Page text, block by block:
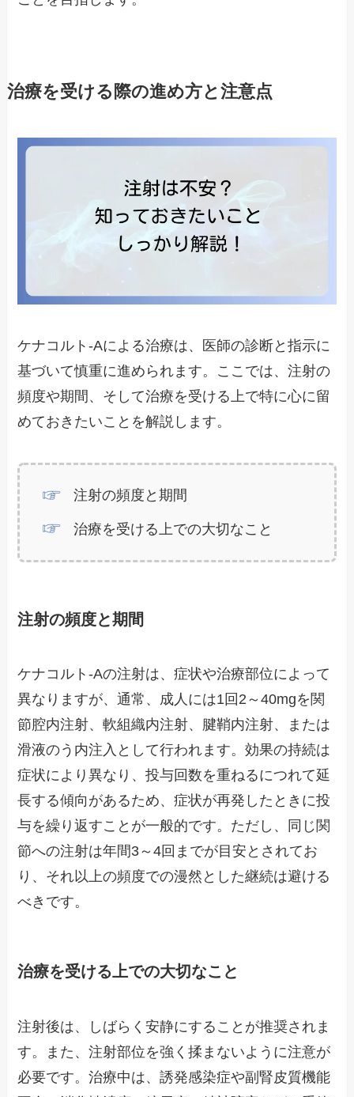
治療を受ける際の進め方と注意点
ケナコルト-Aによる治療は、医師の診断と指示に
基づいて慎重に進められます。ここでは、注射の
頻度や期間、そして治療を受ける上で特に心に留
めておきたいことを解説します。
注射の頻度と期間
治療を受ける上での大切なこと
注射の頻度と期間
ケナコルト-Aの注射は、症状や治療部位によって
異なりますが、通常、成人には1回2～40mgを関
節腔内注射、軟組織内注射、腱鞘内注射、または
滑液のう内注入として行われます。効果の持続は
症状により異なり、投与回数を重ねるにつれて延
長する傾向があるため、症状が再発したときに投
与を繰り返すことが一般的です。ただし、同じ関
節への注射は年間3～4回までが目安とされてお
り、それ以上の頻度での漫然とした継続は避ける
べきです。
治療を受ける上での大切なこと
注射後は、しばらく安静にすることが推奨されま
す。また、注射部位を強く揉まないように注意が
必要です。治療中は、誘発感染症や副腎皮質機能